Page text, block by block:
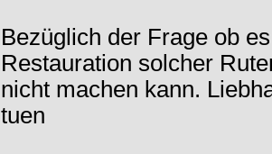
Bezüglich der Frage ob
Restauration solcher
nicht machen kann.
tuen